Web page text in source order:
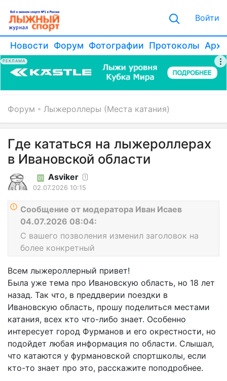
Войти
Новости Форум Фотографии Протоколы
РЕКЛАМА
Форум Лыжероллеры (Места катания)
Где кататься на лыжероллерах
в Ивановской области
01 Asviker 1
02.07.2026 10:15
Сообщение от модератора Иван Исаев
04.07.2026 08:04:
С вашего позволения изменил заголовок на
более конкретный
Всем лыжероллерный привет!
Была уже тема про Ивановскую область, но 18 лет
назад. Так что, в преддверии поездки в
Ивановскую область, прошу поделиться местами
катания, всех кто что-либо знает. Особенно
интересует город Фурманов и его окрестности, но
подойдет любая информация по области. Слышал,
что катаются у фурмановской спортшколы, если
кто-то знает про это, расскажите поподробнее.